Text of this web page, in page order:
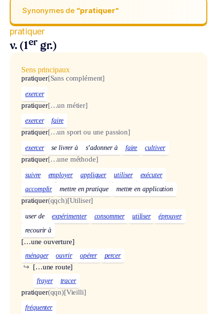
Synonymes de “pratiquer“
pratiquer
v. (1er gr.)
Sens principaux
pratiquer[Sans complément]
exercer
pratiquer[…un métier]
exercer faire
pratiquer[…un sport ou une passion]
exercer se livrer à s’adonner à faire cultiver
pratiquer[…une méthode]
suivre employer appliquer utiliser
exécuter
accomplir
mettre en pratique mettre en application
pratiquer(qqch)[Utiliser]
user de expérimenter consommer utiliser
éprouver
recourir à
[…une ouverture]
ménager ouvrir opérer percer
[…une route]
↪
frayer tracer
pratiquer(qqn)[Vieilli]
fréquenter